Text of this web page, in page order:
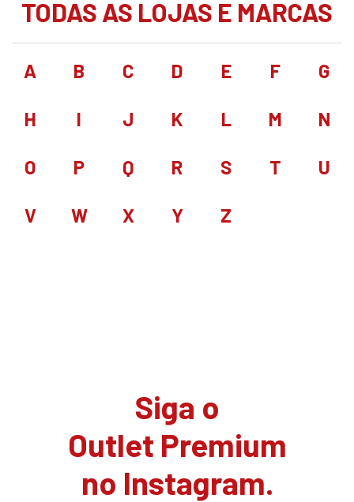
TODAS AS LOJAS E MARCAS
A B C D E F G
H I J K L M N
O P Q R S T U
V W X Y Z
Siga o
Outlet Premium
no Instagram.